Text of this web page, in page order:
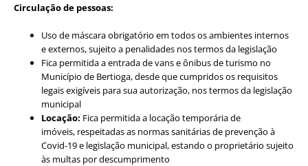
Circulação de pessoas:
Uso de máscara obrigatório em todos os ambientes internos
e externos, sujeito a penalidades nos termos da legislação
Fica permitida a entrada de vans e ônibus de turismo no
Município de Bertioga, desde que cumpridos os requisitos
legais exigíveis para sua autorização, nos termos da legislação
municipal
Locação: Fica permitida a locação temporária de
imóveis, respeitadas as normas sanitárias de prevenção à
Covid-19 e legislação municipal, estando o proprietário sujeito
às multas por descumprimento